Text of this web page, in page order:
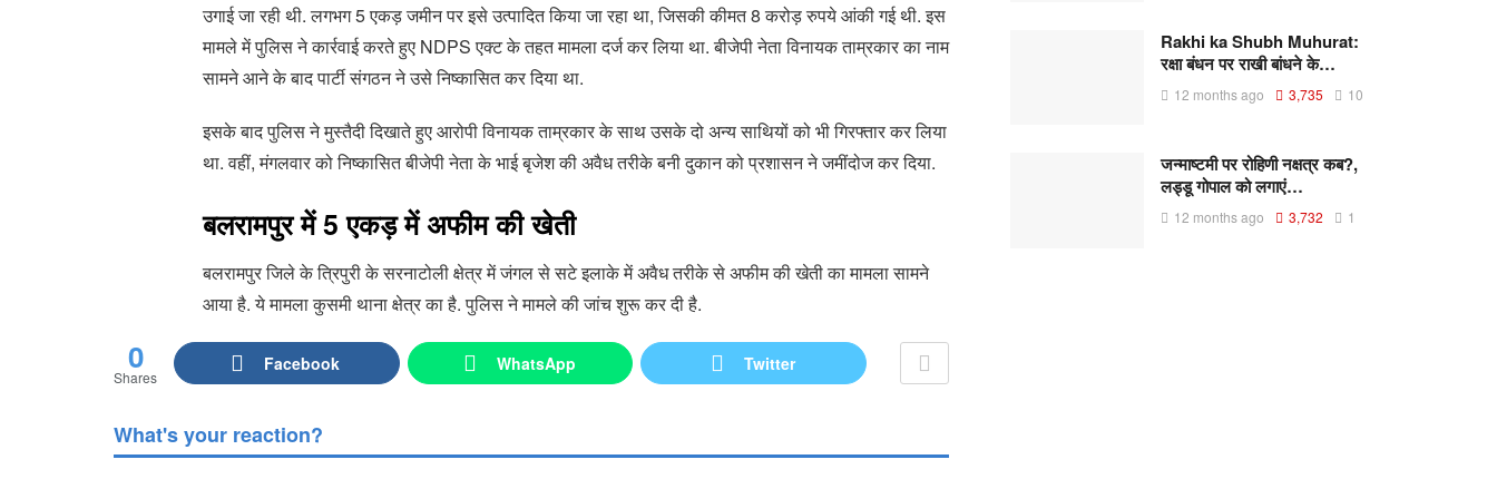
उगाई जा रही थी. लगभग 5 एकड़ जमीन पर इसे उत्पादित किया जा रहा था, जिसकी कीमत 8 करोड़ रुपये आंकी गई थी. इस
मामले में पुलिस ने कार्रवाई करते हुए NDPS एक्ट के तहत मामला दर्ज कर लिया था. बीजेपी नेता विनायक ताम्रकार का नाम
सामने आने के बाद पार्टी संगठन ने उसे निष्कासित कर दिया था.
इसके बाद पुलिस ने मुस्तैदी दिखाते हुए आरोपी विनायक ताम्रकार के साथ उसके दो अन्य साथियों को भी गिरफ्तार कर लिया
था. वहीं, मंगलवार को निष्कासित बीजेपी नेता के भाई बृजेश की अवैध तरीके बनी दुकान को प्रशासन ने जमींदोज कर दिया.
बलरामपुर में5एकड़ में अफीम की खेती
बलरामपुर जिले के त्रिपुरी के सरनाटोली क्षेत्र में जंगल से सटे इलाके में अवैध तरीके से अफीम की खेती का मामला सामने
आया है. ये मामला कुसमी थाना क्षेत्र का है. पुलिस ने मामले की जांच शुरू कर दी है.
0
Shares
Facebook WhatsApp Twitter
What's your reaction?
Rakhi ka Shubh Muhurat:
रक्षा बंधन पर राखी बांधने के…
12 months ago 3,735 10
जन्माष्टमी पर रोहिणी नक्षत्र कब?,
लड्डू गोपाल को लगाएं…
12 months ago 3,732 1